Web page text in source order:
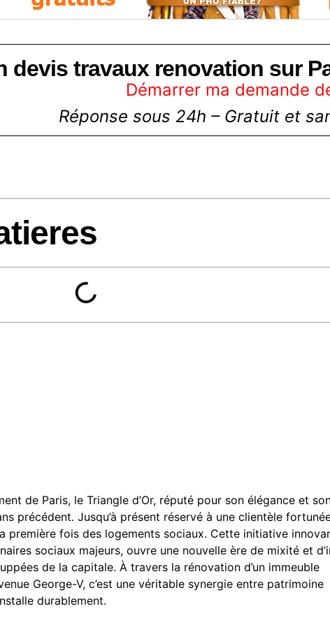
devis travaux renovation sur
Démarrer ma demande
Réponse sous 24h – Gratuit et
de Paris, le Triangle d’Or, réputé pour son élégance et
précédent. Jusqu’à présent réservé à une clientèle
première fois des logements sociaux. Cette initiative
sociaux majeurs, ouvre une nouvelle ère de mixité et
de la capitale. À travers la rénovation d’un immeuble
George-V, c’est une véritable synergie entre patrimoine
durablement.